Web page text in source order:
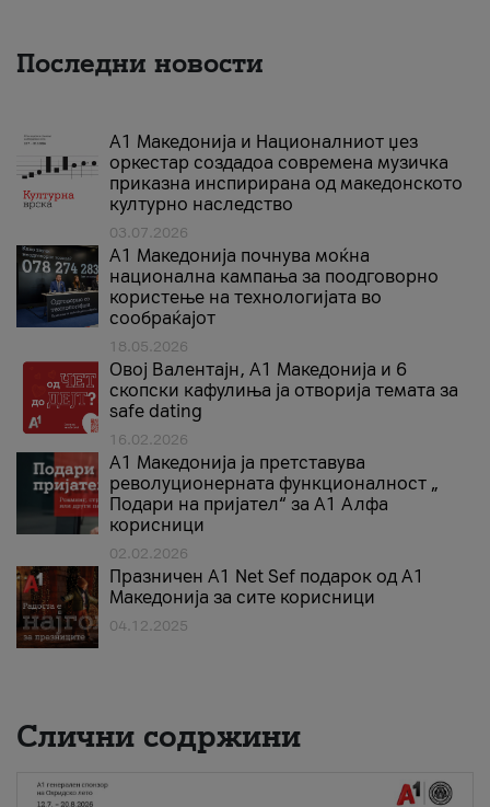
Последни новости
А1 Македонија и Националниот џез
оркестар создадоа современа музичка
приказна инспирирана од македонското
културно наследство
03.07.2026
A1 Македонија почнува моќна
национална кампања за поодговорно
користење на технологијата во
сообраќајот
18.05.2026
Овој Валентајн, A1 Македонија и 6
скопски кафулиња ја отворија темата за
safe dating
16.02.2026
А1 Македонија ја претставува
револуционерната функционалност „
Подари на пријател“ за А1 Алфа
корисници
02.02.2026
Празничен A1 Net Sеf подарок од А1
Македонија за сите корисници
04.12.2025
Слични содржини